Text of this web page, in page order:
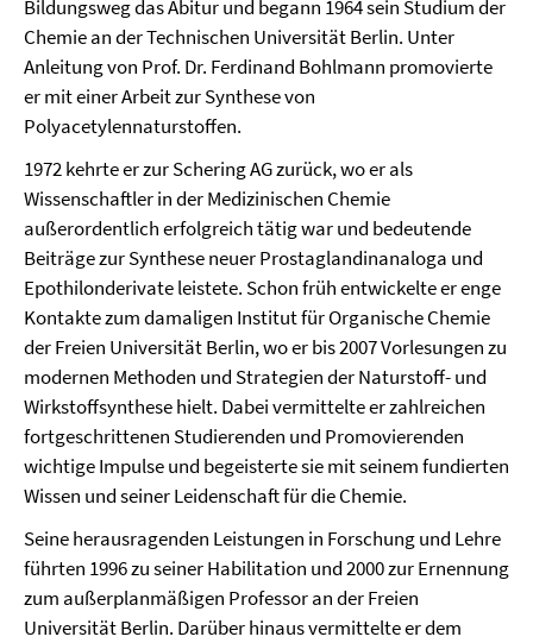
Bildungsweg das Abitur und begann 1964 sein Studium der
Chemie an der Technischen Universität Berlin. Unter
Anleitung von Prof. Dr. Ferdinand Bohlmann promovierte
er mit einer Arbeit zur Synthese von
Polyacetylennaturstoffen.
1972 kehrte er zur Schering AG zurück, wo er als
Wissenschaftler in der Medizinischen Chemie
außerordentlich erfolgreich tätig war und bedeutende
Beiträge zur Synthese neuer Prostaglandinanaloga und
Epothilonderivate leistete. Schon früh entwickelte er enge
Kontakte zum damaligen Institut für Organische Chemie
der Freien Universität Berlin, wo er bis 2007 Vorlesungen zu
modernen Methoden und Strategien der Naturstoff- und
Wirkstoffsynthese hielt. Dabei vermittelte er zahlreichen
fortgeschrittenen Studierenden und Promovierenden
wichtige Impulse und begeisterte sie mit seinem fundierten
Wissen und seiner Leidenschaft für die Chemie.
Seine herausragenden Leistungen in Forschung und Lehre
führten 1996 zu seiner Habilitation und 2000 zur Ernennung
zum außerplanmäßigen Professor an der Freien
Universität Berlin. Darüber hinaus vermittelte er dem